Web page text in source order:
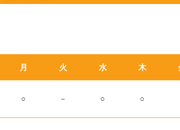
月 火 水 木
○ － ○ ○